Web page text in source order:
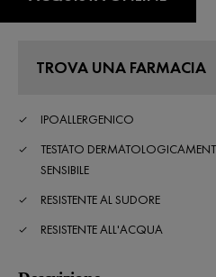
medio.
Reviews.
pagina.
TROVA UNA FARMACIA
IPOALLERGENICO
TESTATO
SENSIBILE
RESISTENTE AL SUDORE
RESISTENTE ALL'ACQUA